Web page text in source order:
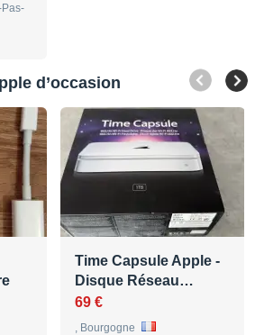
d’occasion
Time Capsule Apple -
Disque Réseau…
69 €
, Bourgogne